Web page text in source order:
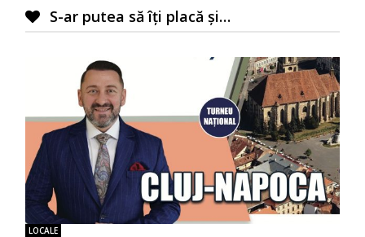
S-ar putea să îți placă și…
LOCALE